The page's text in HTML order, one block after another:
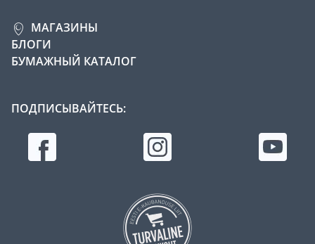
МАГАЗИНЫ
БЛОГИ
БУМАЖНЫЙ КАТАЛОГ
ПОДПИСЫВАЙТЕСЬ: